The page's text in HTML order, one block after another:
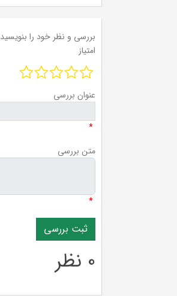
بررسی و نظر خود را بنویسید
امتیاز
عنوان بررسی
*
متن بررسی
*
0 نظر